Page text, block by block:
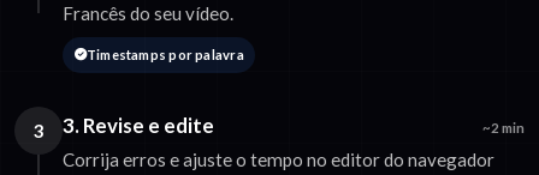
Francês do seu vídeo.
Timestamps por palavra
3 3. Revise e edite ~2 min
Corrija erros e ajuste o tempo no editor do navegador